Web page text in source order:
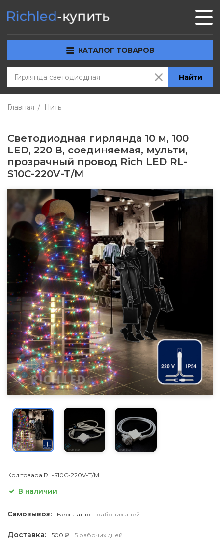
КАТАЛОГ ТОВАРОВ
Найти
Главная Нить
Светодиодная гирлянда 10 м, 100
LED, 220 В, соединяемая, мульти,
прозрачный провод Rich LED RL-
S10C-220V-T/M
Код товара RL-S10C-220V-T/M
В наличии
Самовывоз: Бесплатно рабочих дней
Доставка: 500 ₽ 5 рабочих дней